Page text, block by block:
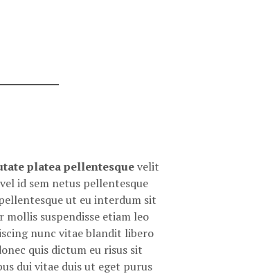
platea pellentesquevelit
id sem netus pellentesque
ut eu interdum sit
suspendisse etiam leo
nunc vitae blandit libero
quis dictum eu risus sit
dui vitae duis ut eget purus